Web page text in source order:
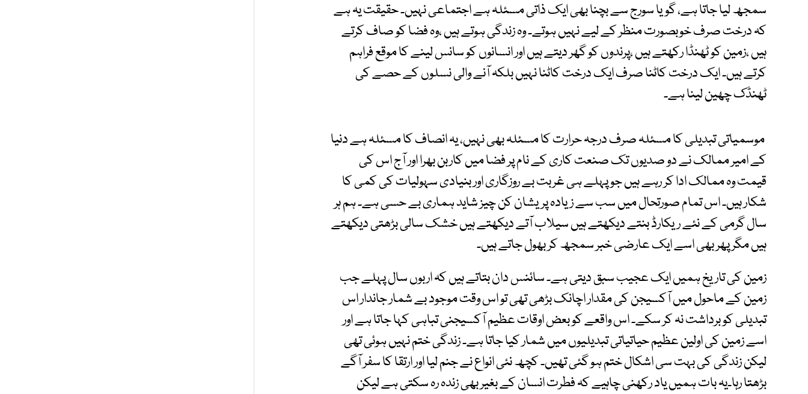
سمجھ لیا جاتا ہے، گویا سورج سے بچنا بھی ایک ذاتی مسئلہ ہے اجتماعی نہیں۔ حقیقت یہ ہے
کہ درخت صرف خوبصورت منظر کے لیے نہیں ہوتے۔ وہ زندگی ہوتے ہیں ،وہ فضا کو صاف کرتے
ہیں ،زمین کو ٹھنڈا رکھتے ہیں ،پرندوں کو گھر دیتے ہیں اور انسانوں کو سانس لینے کا موقع فراہم
کرتے ہیں۔ ایک درخت کاٹنا صرف ایک درخت کاٹنا نہیں بلکہ آنے والی نسلوں کے حصے کی
ٹھنڈک چھین لینا ہے۔
موسمیاتی تبدیلی کا مسئلہ صرف درجہ حرارت کا مسئلہ بھی نہیں، یہ انصاف کا مسئلہ ہے دنیا
کے امیر ممالک نے دو صدیوں تک صنعت کاری کے نام پر فضا میں کاربن بھرا اور آج اس کی
قیمت وہ ممالک ادا کر رہے ہیں جو پہلے ہی غربت بے روزگاری اور بنیادی سہولیات کی کمی کا
شکار ہیں۔ اس تمام صورتحال میں سب سے زیادہ پریشان کن چیز شاید ہماری بے حسی ہے۔ ہم ہر
سال گرمی کے نئے ریکارڈ بنتے دیکھتے ہیں سیلاب آتے دیکھتے ہیں خشک سالی بڑھتی دیکھتے
ہیں مگر پھر بھی اسے ایک عارضی خبر سمجھ کر بھول جاتے ہیں۔
زمین کی تاریخ ہمیں ایک عجیب سبق دیتی ہے۔ سائنس دان بتاتے ہیں کہ اربوں سال پہلے جب
زمین کے ماحول میں آکسیجن کی مقدار اچانک بڑھی تھی تو اس وقت موجود بے شمار جاندار اس
تبدیلی کو برداشت نہ کر سکے۔ اس واقعے کو بعض اوقات عظیم آکسیجنی تباہی کہا جاتا ہے اور
اسے زمین کی اولین عظیم حیاتیاتی تبدیلیوں میں شمار کیا جاتا ہے۔ زندگی ختم نہیں ہوئی تھی
لیکن زندگی کی بہت سی اشکال ختم ہو گئی تھیں۔ کچھ نئی انواع نے جنم لیا اور ارتقا کا سفر آگے
بڑھتا رہا۔یہ بات ہمیں یاد رکھنی چاہیے کہ فطرت انسان کے بغیر بھی زندہ رہ سکتی ہے لیکن